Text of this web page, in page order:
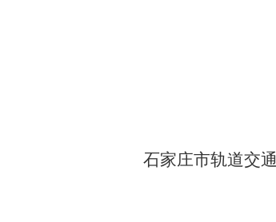
石家庄市轨道交通